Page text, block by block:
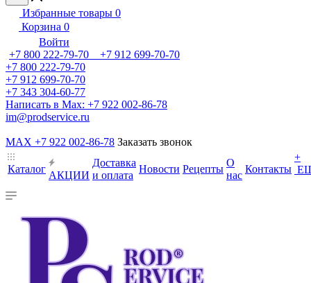
Избранные товары 0
Корзина 0
Войти
+7 800 222-79-70 +7 912 699-70-70
+7 800 222-79-70
+7 912 699-70-70
+7 343 304-60-77
Написать в Max: +7 922 002-86-78
im@prodservice.ru
MAX +7 922 002-86-78 Заказать звонок
Каталог
АКЦИИ
Доставка
и оплата
Новости Рецепты
О
нас
Контакты
+